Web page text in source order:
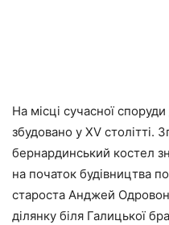
На місці сучасної
збудовано у XV столітті.
бернардинський костел
на початок будівництва
староста Анджей
ділянку біля Галицької